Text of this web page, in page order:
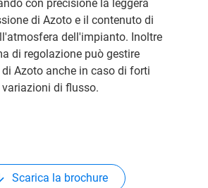
con precisione la leggera
di Azoto e il contenuto di
dell'impianto. Inoltre
di regolazione può gestire
di Azoto anche in caso di forti
variazioni di flusso.
Scarica la brochure